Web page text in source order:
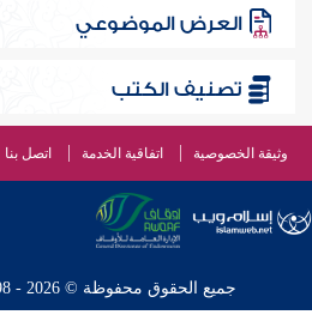
العرض الموضوعي
تصنيف الكتب
وثيقة الخصوصية اتفاقية الخدمة اتصل بنا
جميع الحقوق محفوظة © 2026 - 1998 لشبكة إسلام ويب